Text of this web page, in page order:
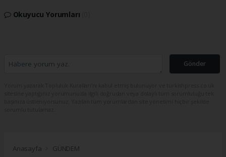
Okuyucu Yorumları
Gönder
Anasayfa GÜNDEM